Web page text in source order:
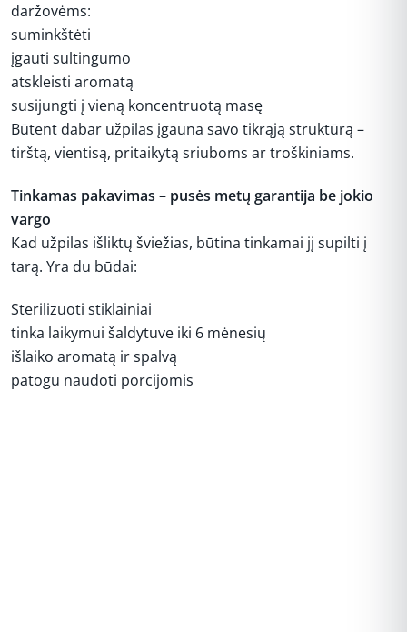
daržovėms:
suminkštėti
įgauti sultingumo
atskleisti aromatą
susijungti į vieną koncentruotą masę
Būtent dabar užpilas įgauna savo tikrąją struktūrą –
tirštą, vientisą, pritaikytą sriuboms ar troškiniams.
Tinkamas pakavimas – pusės metų garantija be jokio
vargo
Kad užpilas išliktų šviežias, būtina tinkamai jį supilti į
tarą. Yra du būdai:
Sterilizuoti stiklainiai
tinka laikymui šaldytuve iki 6 mėnesių
išlaiko aromatą ir spalvą
patogu naudoti porcijomis